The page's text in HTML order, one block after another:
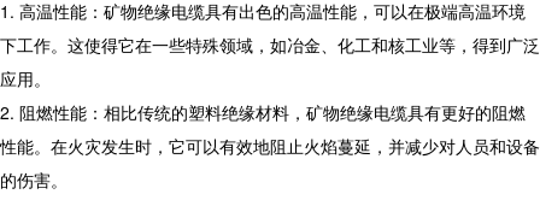
1. 高温性能：矿物绝缘电缆具有出色的高温性能，可以在极端高温环境
下工作。这使得它在一些特殊领域，如冶金、化工和核工业等，得到广泛
应用。
2. 阻燃性能：相比传统的塑料绝缘材料，矿物绝缘电缆具有更好的阻燃
性能。在火灾发生时，它可以有效地阻止火焰蔓延，并减少对人员和设备
的伤害。